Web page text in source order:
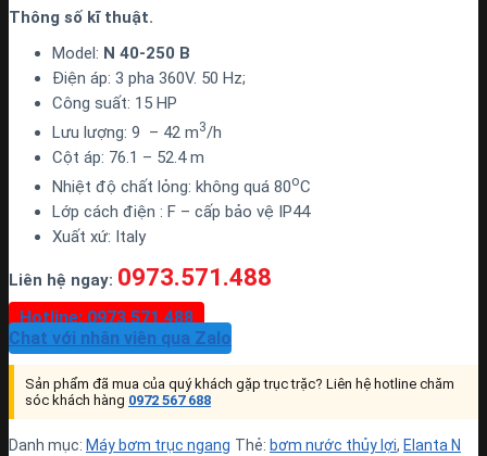
Thông số kĩ thuật.
Model: N 40-250 B
Điện áp: 3 pha 360V. 50 Hz;
Công suất: 15 HP
Lưu lượng: 9 – 42 m3/h
Cột áp: 76.1 – 52.4 m
Nhiệt độ chất lỏng: không quá 80oC
Lớp cách điện : F – cấp bảo vệ IP44
Xuất xứ: Italy
Liên hệ ngay: 0973.571.488
Hotline: 0973 571 488
Chat với nhân viên qua Zalo
Sản phẩm đã mua của quý khách gặp trục trặc? Liên hệ hotline chăm
sóc khách hàng 0972 567 688
Danh mục: Máy bơm trục ngang Thẻ: bơm nước thủy lợi, Elanta N